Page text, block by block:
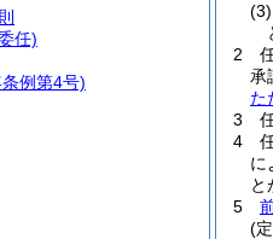
(3)
2
承
た
3
4
に
と
5
(
任)
例第4号)